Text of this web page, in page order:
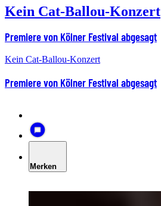
Kein Cat-Ballou-Konzert
Premiere von Kölner Festival abgesagt
Kein Cat-Ballou-Konzert
Premiere von Kölner Festival abgesagt
Merken